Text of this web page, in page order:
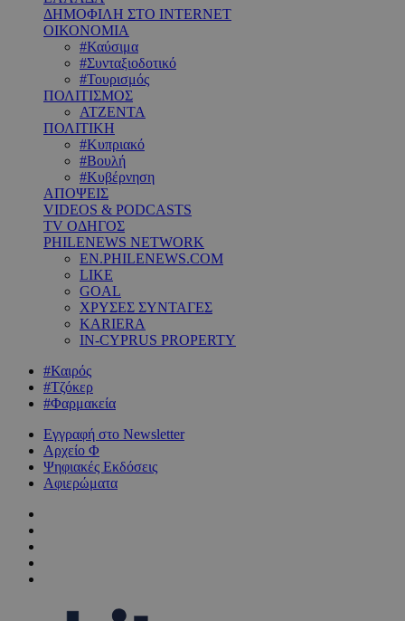
ΔΗΜΟΦΙΛΗ ΣΤΟ INTERNET
ΟΙΚΟΝΟΜΙΑ
#Καύσιμα
#Συνταξιοδοτικό
#Τουρισμός
ΠΟΛΙΤΙΣΜΟΣ
ΑΤΖΕΝΤΑ
ΠΟΛΙΤΙΚΗ
#Κυπριακό
#Βουλή
#Κυβέρνηση
ΑΠΟΨΕΙΣ
VIDEOS & PODCASTS
TV ΟΔΗΓΟΣ
PHILENEWS NETWORK
EN.PHILENEWS.COM
LIKE
GOAL
ΧΡΥΣΕΣ ΣΥΝΤΑΓΕΣ
KARIERA
IN-CYPRUS PROPERTY
#Καιρός
#Τζόκερ
#Φαρμακεία
Εγγραφή στο Newsletter
Αρχείο Φ
Ψηφιακές Εκδόσεις
Αφιερώματα